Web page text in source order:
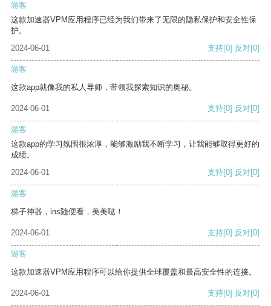
游客
这款加速器VPM应用程序已经为我们带来了无限的隐私保护和安全性保
护。
2024-06-01
支持[0] 反对[0]
游客
这款app就像我的私人导师，带领我探索知识的奥秘。
2024-06-01 支持[0] 反对[0]
游客
这款app的学习氛围很浓厚，能够激励我不断学习，让我能够取得更好的
成绩。
2024-06-01
支持[0] 反对[0]
游客
梯子神器，ins随便看，美美哒！
2024-06-01 支持[0] 反对[0]
游客
这款加速器VPM应用程序可以给你提供全球覆盖和最高安全性的连接。
2024-06-01 支持[0] 反对[0]